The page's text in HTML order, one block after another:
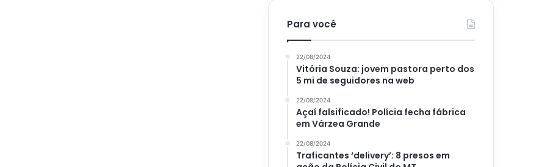
Para você
22/08/2024
Vitória Souza: jovem pastora perto dos
5 mi de seguidores na web
22/08/2024
Açaí falsificado! Polícia fecha fábrica
em Várzea Grande
22/08/2024
Traficantes ‘delivery’: 8 presos em